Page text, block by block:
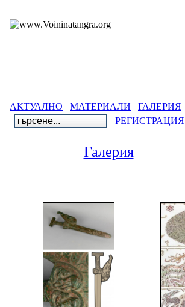
АКТУАЛНО МАТЕРИАЛИ ГАЛЕРИЯ
РЕГИСТРАЦИЯ
Галерия